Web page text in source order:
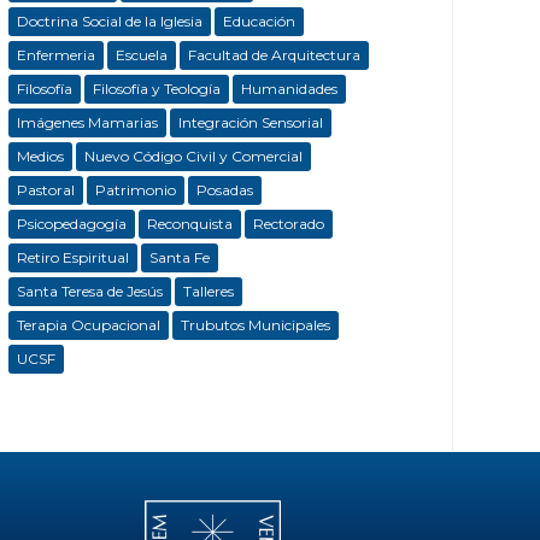
Doctrina Social de la Iglesia
Educación
Enfermeria
Escuela
Facultad de Arquitectura
Filosofía
Filosofía y Teología
Humanidades
Imágenes Mamarias
Integración Sensorial
Medios
Nuevo Código Civil y Comercial
Pastoral
Patrimonio
Posadas
Psicopedagogía
Reconquista
Rectorado
Retiro Espiritual
Santa Fe
Santa Teresa de Jesús
Talleres
Terapia Ocupacional
Trubutos Municipales
UCSF